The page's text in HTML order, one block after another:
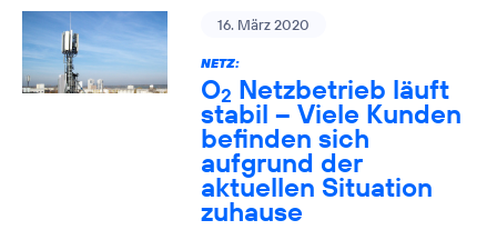
16. März 2020
NETZ:
O2 Netzbetrieb läuft
stabil – Viele Kunden
befinden sich
aufgrund der
aktuellen Situation
zuhause